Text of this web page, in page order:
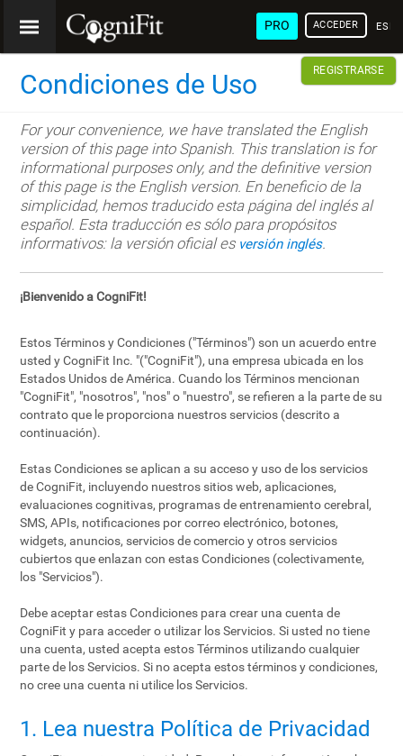
PRO ACCEDER
REGISTRARSE
Condiciones de Uso
For your convenience, we have translated the English
version of this page into Spanish. This translation is for
informational purposes only, and the definitive version
of this page is the English version. En beneficio de la
simplicidad, hemos traducido esta página del inglés al
español. Esta traducción es sólo para propósitos
informativos: la versión oficial es versión inglés.
¡Bienvenido a CogniFit!
Estos Términos y Condiciones ("Términos") son un acuerdo entre
usted y CogniFit Inc. "("CogniFit"), una empresa ubicada en los
Estados Unidos de América. Cuando los Términos mencionan
"CogniFit", "nosotros", "nos" o "nuestro", se refieren a la parte de su
contrato que le proporciona nuestros servicios (descrito a
continuación).
Estas Condiciones se aplican a su acceso y uso de los servicios
de CogniFit, incluyendo nuestros sitios web, aplicaciones,
evaluaciones cognitivas, programas de entrenamiento cerebral,
SMS, APIs, notificaciones por correo electrónico, botones,
widgets, anuncios, servicios de comercio y otros servicios
cubiertos que enlazan con estas Condiciones (colectivamente,
los "Servicios").
Debe aceptar estas Condiciones para crear una cuenta de
CogniFit y para acceder o utilizar los Servicios. Si usted no tiene
una cuenta, usted acepta estos Términos utilizando cualquier
parte de los Servicios. Si no acepta estos términos y condiciones,
no cree una cuenta ni utilice los Servicios.
1. Lea nuestra Política de Privacidad